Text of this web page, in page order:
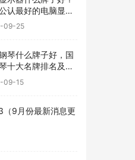
认最好的电脑显示
09-25
琴什么牌子好，国
十大名牌排名及价
09-15
9月份最新消息更